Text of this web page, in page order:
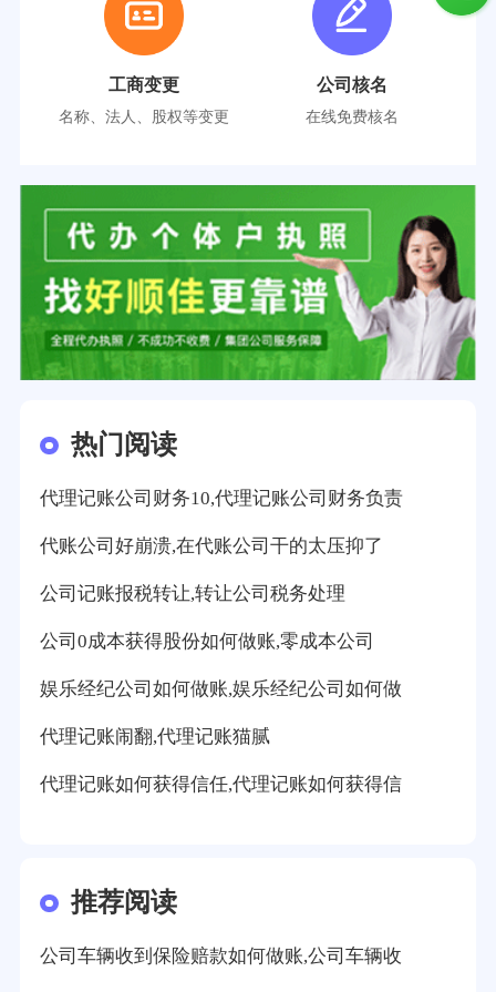
工商变更
名称、法人、股权等变更
公司核名
在线免费核名
热门阅读
代理记账公司财务10,代理记账公司财务负责
代账公司好崩溃,在代账公司干的太压抑了
公司记账报税转让,转让公司税务处理
公司0成本获得股份如何做账,零成本公司
娱乐经纪公司如何做账,娱乐经纪公司如何做
代理记账闹翻,代理记账猫腻
代理记账如何获得信任,代理记账如何获得信
推荐阅读
公司车辆收到保险赔款如何做账,公司车辆收